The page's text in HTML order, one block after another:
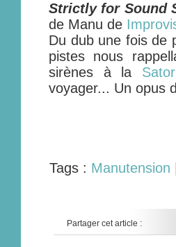
Strictly for Sound
de Manu de
Du dub une fois de
pistes nous
sirènes à la
voyager... Un opus
Tags : Manutension
Partager cet article :